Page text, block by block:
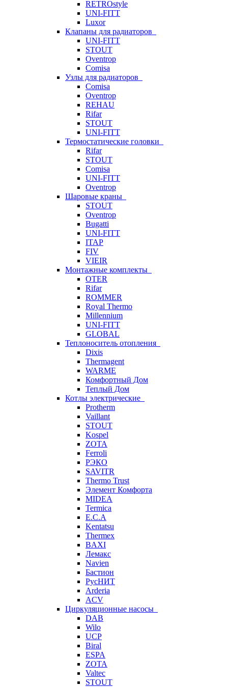
RETROstyle
UNI-FITT
Luxor
Клапаны для радиаторов
UNI-FITT
STOUT
Oventrop
Comisa
Узлы для радиаторов
Comisa
Oventrop
REHAU
Rifar
STOUT
UNI-FITT
Термостатические головки
Rifar
STOUT
Comisa
UNI-FITT
Oventrop
Шаровые краны
STOUT
Oventrop
Bugatti
UNI-FITT
ITAP
FIV
VIEIR
Монтажные комплекты
OTER
Rifar
ROMMER
Royal Thermo
Millennium
UNI-FITT
GLOBAL
Теплоноситель отопления
Dixis
Thermagent
WARME
Комфортный Дом
Теплый Дом
Котлы электрические
Protherm
Vaillant
STOUT
Kospel
ZOTA
Ferroli
РЭКО
SAVITR
Thermo Trust
Элемент Комфорта
MIDEA
Termica
E.C.A
Kentatsu
Thermex
BAXI
Лемакс
Navien
Бастион
РусНИТ
Arderia
ACV
Циркуляционные насосы
DAB
Wilo
UCP
Biral
ESPA
ZOTA
Valtec
STOUT